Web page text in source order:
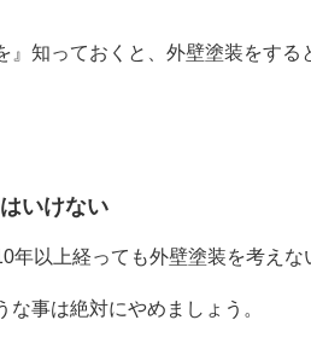
』知っておくと、外壁塗装をする
いけない
年以上経っても外壁塗装を考えな
事は絶対にやめましょう。